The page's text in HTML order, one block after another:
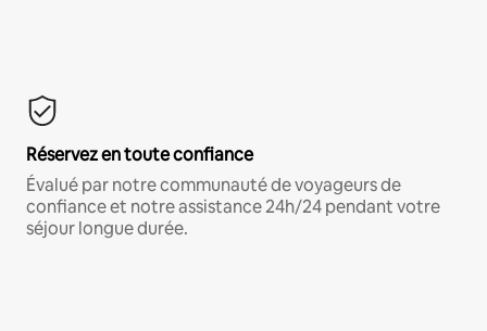
Réservez en toute confiance
Évalué par notre communauté de voyageurs de
confiance et notre assistance 24h/24 pendant votre
séjour longue durée.